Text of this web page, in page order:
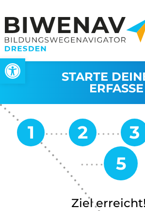
Werkzeugleiste öffnen
STARTE
Ziel erreicht!